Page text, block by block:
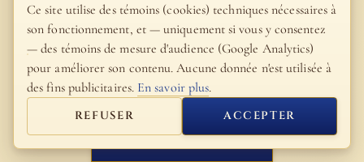
FERMER
Ce site utilise des témoins (cookies) techniques nécessaires à
son fonctionnement, et — uniquement si vous y consentez
— des témoins de mesure d'audience (Google Analytics)
pour améliorer son contenu. Aucune donnée n'est utilisée à
des fins publicitaires. En savoir plus.
REFUSER ACCEPTER